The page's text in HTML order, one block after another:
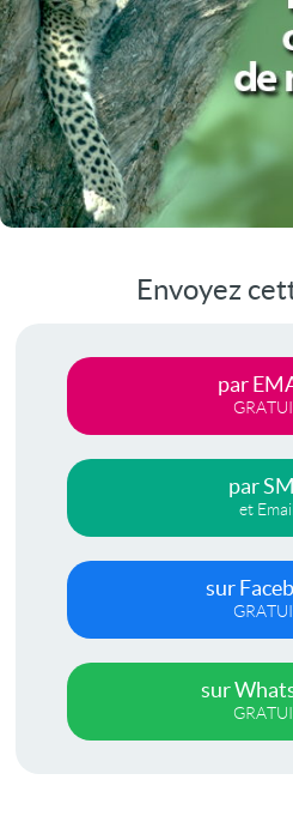
Envoyez
par
par
et Email
sur
sur